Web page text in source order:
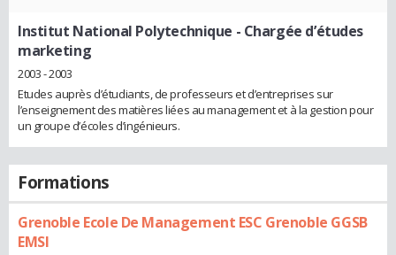
Institut National Polytechnique - Chargée d’études
marketing
2003 - 2003
Etudes auprès d’étudiants, de professeurs et d’entreprises sur
l’enseignement des matières liées au management et à la gestion pour
un groupe d’écoles d’ingénieurs.
Formations
Grenoble Ecole De Management ESC Grenoble GGSB
EMSI